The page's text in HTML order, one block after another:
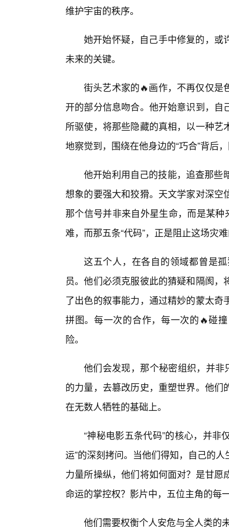
维护宇宙的秩序。
她开始怀疑，自己手中修复的，或
未来的关键。
街头艺术家的🔥画作，不再仅仅是
开的部分信息吻合。他开始意识到，
所驱使，将那些隐藏的真相，以一种
地察觉到，围绕在他身边的“巧合”背后
他开始利用自己的技能，追查那些
想象的要强大和狡猾。天文学家对深
那个信号并非来自外星生命，而是某
难，而那五条“代码”，正是阻止这场灾
这五个人，在各自的领域都曾是
员。他们必须克服彼此的猜疑和隔阂
了出色的叙事能力，通过精妙的蒙太
拼图。每一次的合作，每一次的🔥碰
险。
他们会发现，那个秘密组织，并非
的力量，去篡改历史，重塑世界。他
在无数人牺牲的基础上。
“神秘电影五条代码”的核心，并非
运”的深刻拷问。当他们得知，自己的
力量所操纵，他们将如何面对？是甘
命运的掌控权？影片中，五位主角的每
他们需要权衡个人安危与全人类的